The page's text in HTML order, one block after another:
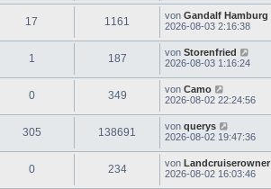
17 1161 von Gandalf Hamburg
2026-08-03 2:16:38
1 187 von Storenfried
2026-08-03 1:16:24
0 349 von Camo
2026-08-02 22:24:56
305 138691 von querys
2026-08-02 19:47:36
0 234 von Landcruiserowner
2026-08-02 16:03:46